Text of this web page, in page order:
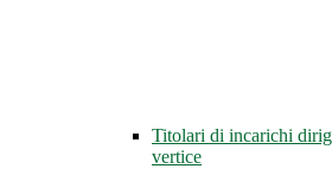
Titolari di incarichi
vertice